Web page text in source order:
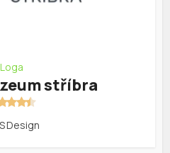
Loga
stříbra
Design